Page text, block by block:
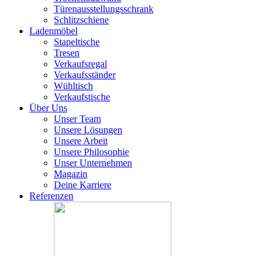
Türenausstellungsschrank
Schlitzschiene
Ladenmöbel
Stapeltische
Tresen
Verkaufsregal
Verkaufsständer
Wühltisch
Verkaufstische
Über Uns
Unser Team
Unsere Lösungen
Unsere Arbeit
Unsere Philosophie
Unser Unternehmen
Magazin
Deine Karriere
Referenzen